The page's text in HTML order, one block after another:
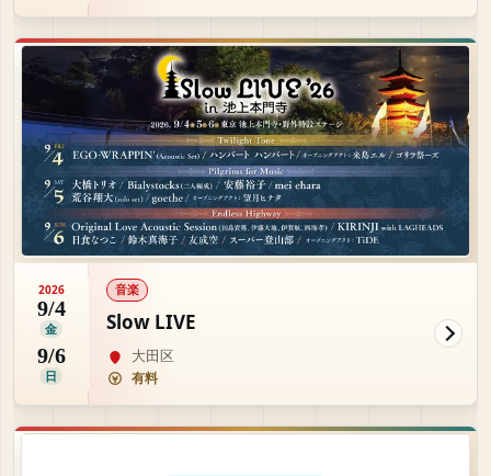
2026
9/4
金
9/6
日
音楽
Slow LIVE
大田区
有料